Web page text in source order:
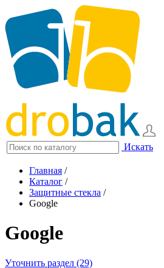
Искать
Главная /
Каталог /
Защитные стекла /
Google
Google
Уточнить раздел (29)